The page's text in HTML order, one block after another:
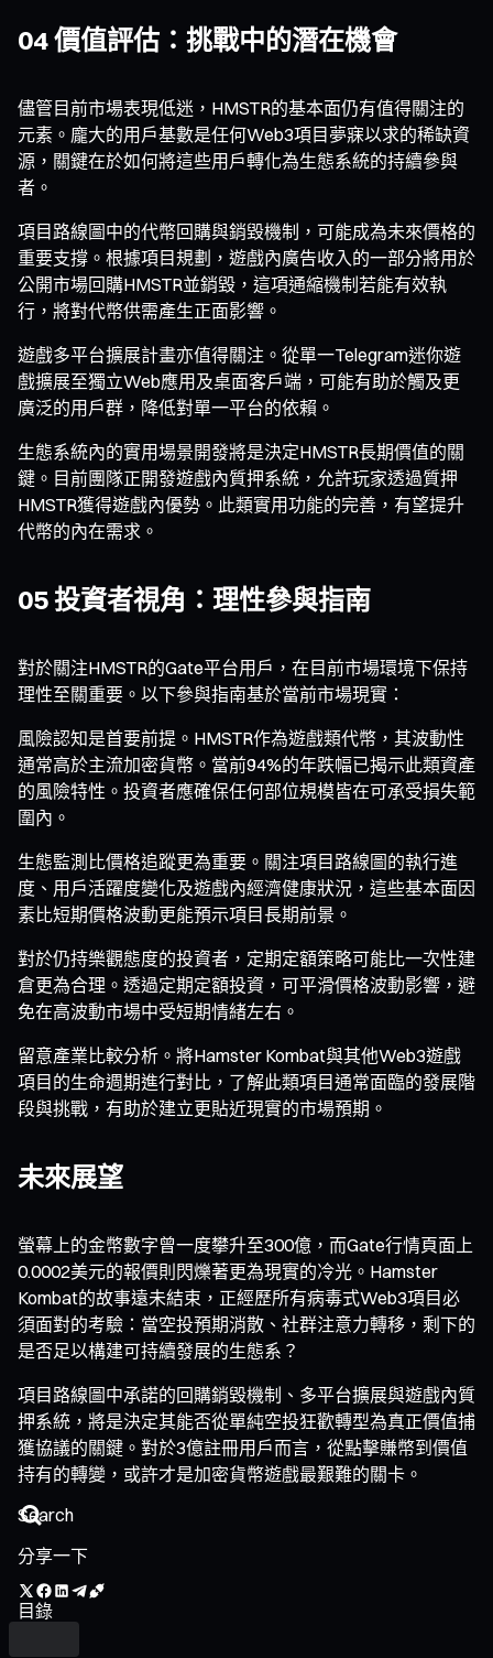
04 價值評估：挑戰中的潛在機會
儘管目前市場表現低迷，HMSTR的基本面仍有值得關注的
元素。龐大的用戶基數是任何Web3項目夢寐以求的稀缺資
源，關鍵在於如何將這些用戶轉化為生態系統的持續參與
者。
項目路線圖中的代幣回購與銷毀機制，可能成為未來價格的
重要支撐。根據項目規劃，遊戲內廣告收入的一部分將用於
公開市場回購HMSTR並銷毀，這項通縮機制若能有效執
行，將對代幣供需產生正面影響。
遊戲多平台擴展計畫亦值得關注。從單一Telegram迷你遊
戲擴展至獨立Web應用及桌面客戶端，可能有助於觸及更
廣泛的用戶群，降低對單一平台的依賴。
生態系統內的實用場景開發將是決定HMSTR長期價值的關
鍵。目前團隊正開發遊戲內質押系統，允許玩家透過質押
HMSTR獲得遊戲內優勢。此類實用功能的完善，有望提升
代幣的內在需求。
05 投資者視角：理性參與指南
對於關注HMSTR的Gate平台用戶，在目前市場環境下保持
理性至關重要。以下參與指南基於當前市場現實：
風險認知是首要前提。HMSTR作為遊戲類代幣，其波動性
通常高於主流加密貨幣。當前94%的年跌幅已揭示此類資產
的風險特性。投資者應確保任何部位規模皆在可承受損失範
圍內。
生態監測比價格追蹤更為重要。關注項目路線圖的執行進
度、用戶活躍度變化及遊戲內經濟健康狀況，這些基本面因
素比短期價格波動更能預示項目長期前景。
對於仍持樂觀態度的投資者，定期定額策略可能比一次性建
倉更為合理。透過定期定額投資，可平滑價格波動影響，避
免在高波動市場中受短期情緒左右。
留意產業比較分析。將Hamster Kombat與其他Web3遊戲
項目的生命週期進行對比，了解此類項目通常面臨的發展階
段與挑戰，有助於建立更貼近現實的市場預期。
未來展望
螢幕上的金幣數字曾一度攀升至300億，而Gate行情頁面上
0.0002美元的報價則閃爍著更為現實的冷光。Hamster
Kombat的故事遠未結束，正經歷所有病毒式Web3項目必
須面對的考驗：當空投預期消散、社群注意力轉移，剩下的
是否足以構建可持續發展的生態系？
項目路線圖中承諾的回購銷毀機制、多平台擴展與遊戲內質
押系統，將是決定其能否從單純空投狂歡轉型為真正價值捕
獲協議的關鍵。對於3億註冊用戶而言，從點擊賺幣到價值
持有的轉變，或許才是加密貨幣遊戲最艱難的關卡。
分享一下
目錄